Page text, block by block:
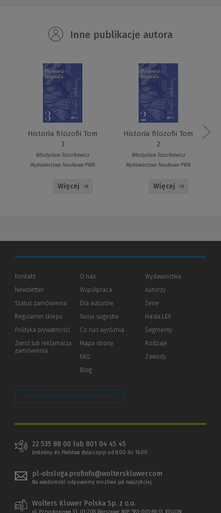
Inne publikacje autora
Historia filozofii Tom
3
Władysław Tatarkiewicz
Wydawnictwo Naukowe PWN
Więcej
Historia filozofii Tom
2
Władysław Tatarkiewicz
Wydawnictwo Naukowe PWN
Więcej
Kontakt
Newsletter
Status zamówienia
Regulamin sklepu
Polityka prywatności (Nowe
(Link
innej
Zwrot lub reklamacja
zamówienia
O nas
Współpraca
Dla autorów(Nowe
(Link
innej
Twoje sugestie
Co nas wyróżnia
Mapa strony
FAQ
Blog
Wydawnictwa
Autorzy
Serie
Hasła LEX
Segmenty
Rodzaje
Zawody
Zarządzaj preferencjami plików cookie
22 535 88 00 lub 801 04 45 45
Jesteśmy do Państwa dyspozycji od 8:00 do 16:00
pl-obsluga.profinfo@wolterskluwer.com
Na wiadomość odpowiemy możliwe jak najszybciej.
Wolters Kluwer Polska Sp. z o.o.